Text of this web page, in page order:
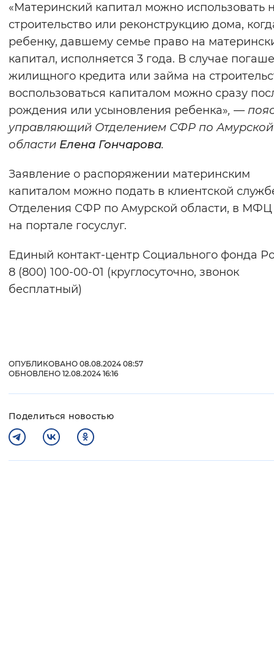
«Материнский капитал можно использовать
строительство или реконструкцию дома,
ребенку, давшему семье право на
капитал, исполняется 3 года. В случае
жилищного кредита или займа на
воспользоваться капиталом можно сразу
рождения или усыновления ребенка», —
управляющий Отделением СФР по Амурской
области Елена Гончарова.
Заявление о распоряжении материнским
капиталом можно подать в клиентской
Отделения СФР по Амурской области, в
на портале госуслуг.
Единый контакт-центр Социального фонда
8 (800) 100-00-01 (круглосуточно, звонок
бесплатный)
ОПУБЛИКОВАНО 08.08.2024 08:57
ОБНОВЛЕНО 12.08.2024 16:16
Поделиться новостью